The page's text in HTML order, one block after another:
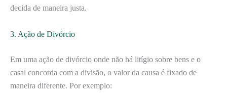
decida de maneira justa.
3. Ação de Divórcio
Em uma ação de divórcio onde não há litígio sobre bens e o
casal concorda com a divisão, o valor da causa é fixado de
maneira diferente. Por exemplo: